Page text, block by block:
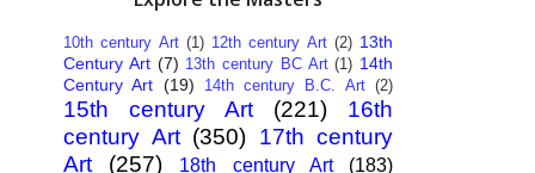
10th century Art (1) 12th century Art (2) 13th
Century Art (7) 13th century BC Art (1) 14th
Century Art (19) 14th century B.C. Art (2)
15th century Art (221)
16th
century Art (350) 17th century
Art
(257) 18th century Art (183)